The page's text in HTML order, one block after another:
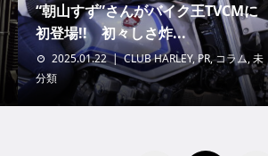
“朝山すず”さんがバイク王TVCMに
初登場!! 初々しさ炸...
2025.01.22 CLUB HARLEY,PR,コラム,未
分類